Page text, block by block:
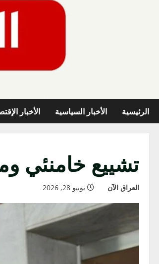
الرئيسية الأخبار السياسية الأخبار
تشييع خامنئي
العراق الآن يونيو 28, 2026